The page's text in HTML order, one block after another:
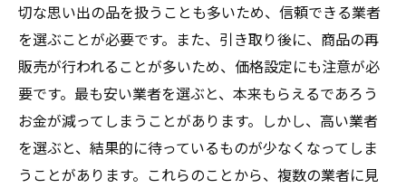
切な思い出の品を扱うことも多いため、信頼できる業者
を選ぶことが必要です。また、引き取り後に、商品の再
販売が行われることが多いため、価格設定にも注意が必
要です。最も安い業者を選ぶと、本来もらえるであろう
お金が減ってしまうことがあります。しかし、高い業者
を選ぶと、結果的に待っているものが少なくなってしま
うことがあります。これらのことから、複数の業者に見